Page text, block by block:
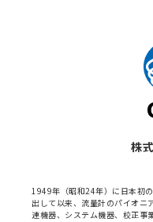
株
1949年（昭和24年）に日本初
出して以来、流量計のパイオニ
連機器、システム機器、校正事